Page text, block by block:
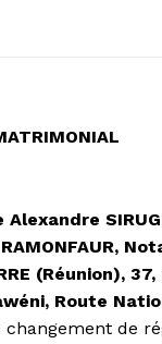
RAMONFAUR,
(Réunion),
Route
de